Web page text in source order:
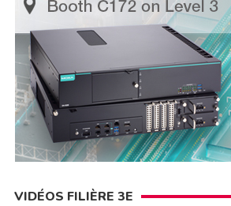
VIDÉOS FILIÈRE 3E